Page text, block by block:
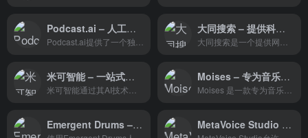
Podcast.ai – 人工智能生成的播客平台 大同搜索 – 提供科学可靠的高质量中文信息搜索服务
米可智能 – 一站式视频翻译和声音克隆 Moises – 专为音乐人打造的智能平台
Emergent Drums – 人工智能鼓样本生成器 MetaVoice Studio – 高质量AI配音服务